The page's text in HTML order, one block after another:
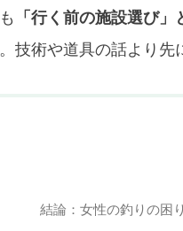
「行く前の施設選び」
技術や道具の話より先
結論：女性の釣りの困